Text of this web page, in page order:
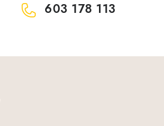
603 178 113